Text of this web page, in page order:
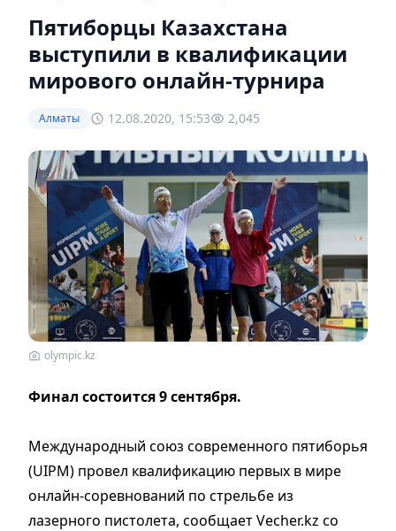
Пятиборцы Казахстана
выступили в квалификации
мирового онлайн-турнира
Алматы 12.08.2020, 15:53 2,045
olympic.kz
Финал состоится 9 сентября.
Международный союз современного пятиборья
(UIPM) провел квалификацию первых в мире
онлайн-соревнований по стрельбе из
лазерного пистолета, сообщает Vecher.kz cо